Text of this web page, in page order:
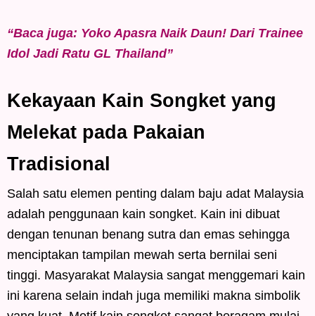
“Baca juga: Yoko Apasra Naik Daun! Dari Trainee
Idol Jadi Ratu GL Thailand”
Kekayaan Kain Songket yang
Melekat pada Pakaian
Tradisional
Salah satu elemen penting dalam baju adat Malaysia
adalah penggunaan kain songket. Kain ini dibuat
dengan tenunan benang sutra dan emas sehingga
menciptakan tampilan mewah serta bernilai seni
tinggi. Masyarakat Malaysia sangat menggemari kain
ini karena selain indah juga memiliki makna simbolik